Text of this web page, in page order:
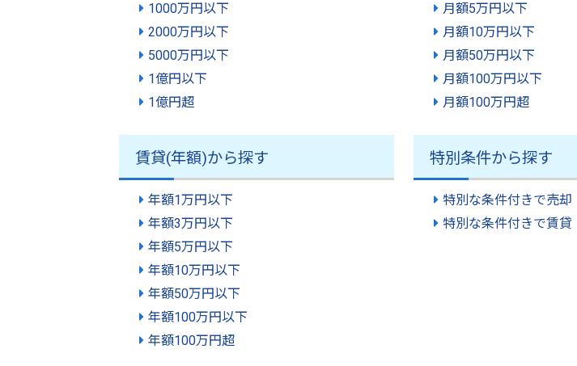
1000万円以下
2000万円以下
5000万円以下
1億円以下
1億円超
月額5万円以下
月額10万円以下
月額50万円以下
月額100万円以下
月額100万円超
賃貸(年額)から探す
年額1万円以下
年額3万円以下
年額5万円以下
年額10万円以下
年額50万円以下
年額100万円以下
年額100万円超
特別条件から探す
特別な条件付きで売却
特別な条件付きで賃貸